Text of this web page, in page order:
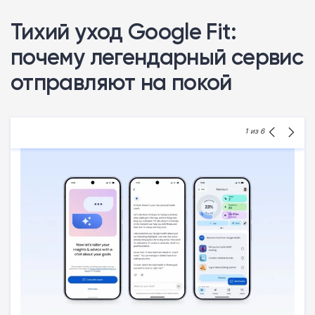
Тихий уход Google Fit:
почему легендарный сервис
отправляют на покой
1 из 6